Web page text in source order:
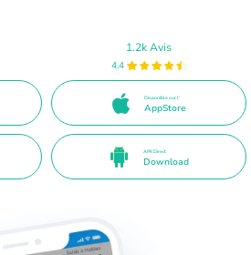
1.2k Avis
4.4
Disponible sur l'
AppStore
APK Direct
Download